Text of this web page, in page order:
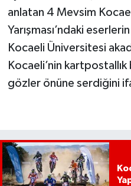
anlatan 4 Mevsim
Yarışması’ndaki
Kocaeli Üniversitesi
Kocaeli’nin
gözler önüne serdiğini